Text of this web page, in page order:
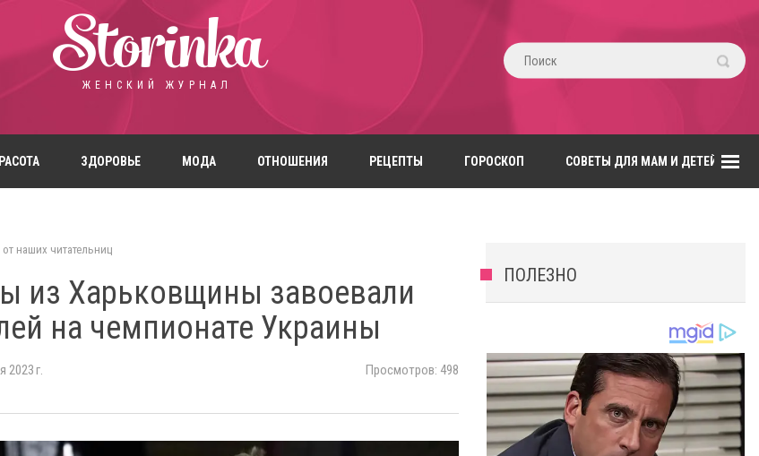
Storinka
ЖЕНСКИЙ ЖУРНАЛ
ЗДОРОВЬЕ МОДА ОТНОШЕНИЯ РЕЦЕПТЫ ГОРОСКОП СОВЕТЫ ДЛЯ МАМ И ДЕТЕЙ
наших читательниц
из Харьковщины завоевали
на чемпионате Украины
2023 г. Просмотров: 498
ПОЛЕЗНО